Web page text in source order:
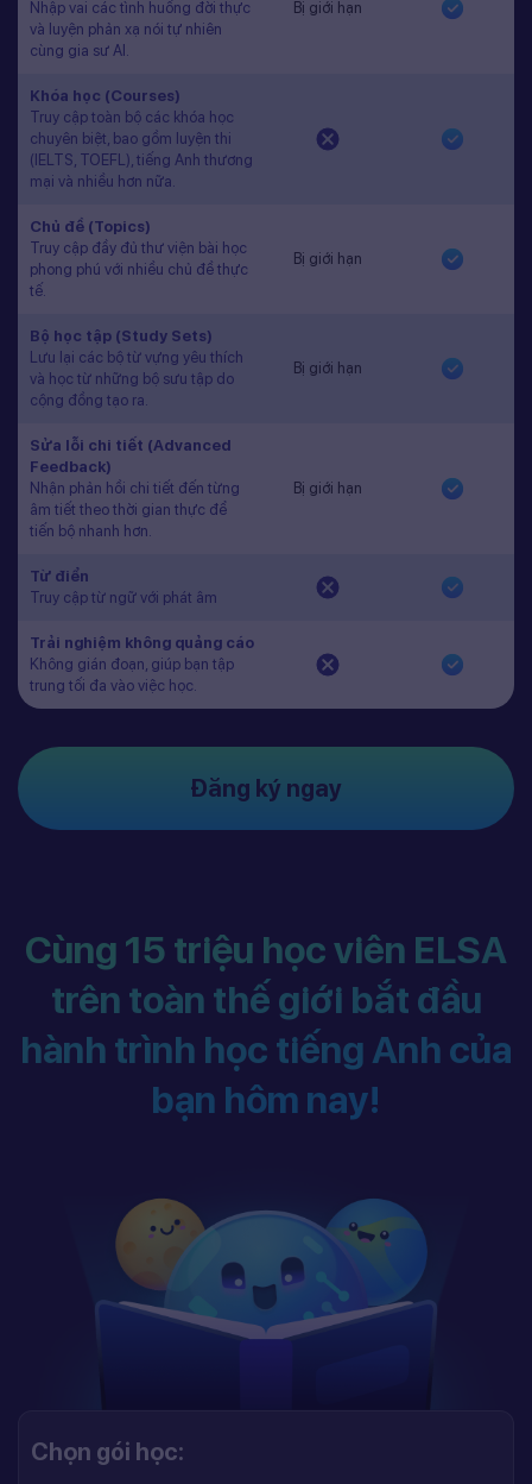
Nhập vai các tình huống đời thực
và luyện phản xạ nói tự nhiên
cùng gia sư AI.
Bị giới hạn
Khóa học (Courses)
Truy cập toàn bộ các khóa học
chuyên biệt, bao gồm luyện thi
(IELTS, TOEFL), tiếng Anh thương
mại và nhiều hơn nữa.
Chủ đề (Topics)
Truy cập đầy đủ thư viện bài học
phong phú với nhiều chủ đề thực
tế.
Bị giới hạn
Bộ học tập (Study Sets)
Lưu lại các bộ từ vựng yêu thích
và học từ những bộ sưu tập do
cộng đồng tạo ra.
Bị giới hạn
Sửa lỗi chi tiết (Advanced
Feedback)
Nhận phản hồi chi tiết đến từng
âm tiết theo thời gian thực để
tiến bộ nhanh hơn.
Bị giới hạn
Từ điển
Truy cập từ ngữ với phát âm
Trải nghiệm không quảng cáo
Không gián đoạn, giúp bạn tập
trung tối đa vào việc học.
Đăng ký ngay
Cùng 15 triệu học viên ELSA
trên toàn thế giới bắt đầu
hành trình học tiếng Anh của
bạn hôm nay!
Chọn gói học: